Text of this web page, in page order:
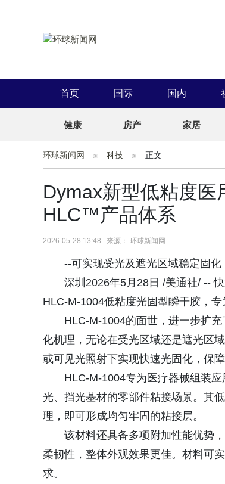
首页 国际 国内
健康 房产 家居
环球新闻网 科技 正文
Dymax新型低粘度医
HLC™产品体系
2026-05-28 13:48 来源： 环球新闻网
--可实现受光及遮光区域稳定固化
深圳2026年5月28日 /美通社/ --
HLC‑M‑1004低粘度光固型瞬干胶，
HLC‑M‑1004的面世，进一步扩
化机理，无论在受光区域还是遮光区
或可见光照射下实现快速光固化，保
HLC‑M‑1004专为医疗器械组装
光、挡光基材的零部件粘接场景。其
理，即可形成均匀牢固的粘接层。
该材料还具备多项附加性能优势
柔韧性，整体外观效果更佳。材料可
求。